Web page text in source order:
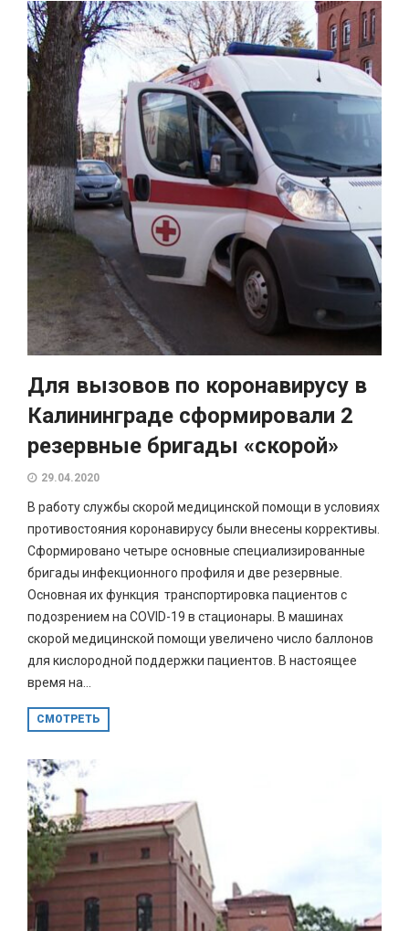
Для вызовов по коронавирусу в
Калининграде сформировали 2
резервные бригады «скорой»
29.04.2020
В работу службы скорой медицинской помощи в условиях
противостояния коронавирусу были внесены коррективы.
Сформировано четыре основные специализированные
бригады инфекционного профиля и две резервные.
Основная их функция транспортировка пациентов с
подозрением на COVID-19 в стационары. В машинах
скорой медицинской помощи увеличено число баллонов
для кислородной поддержки пациентов. В настоящее
время на...
СМОТРЕТЬ